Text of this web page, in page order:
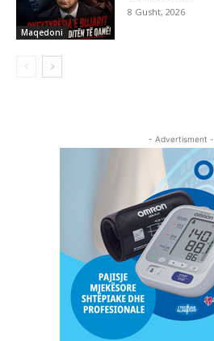
Maqedoni
8 Gusht, 2026
- Advertisment -